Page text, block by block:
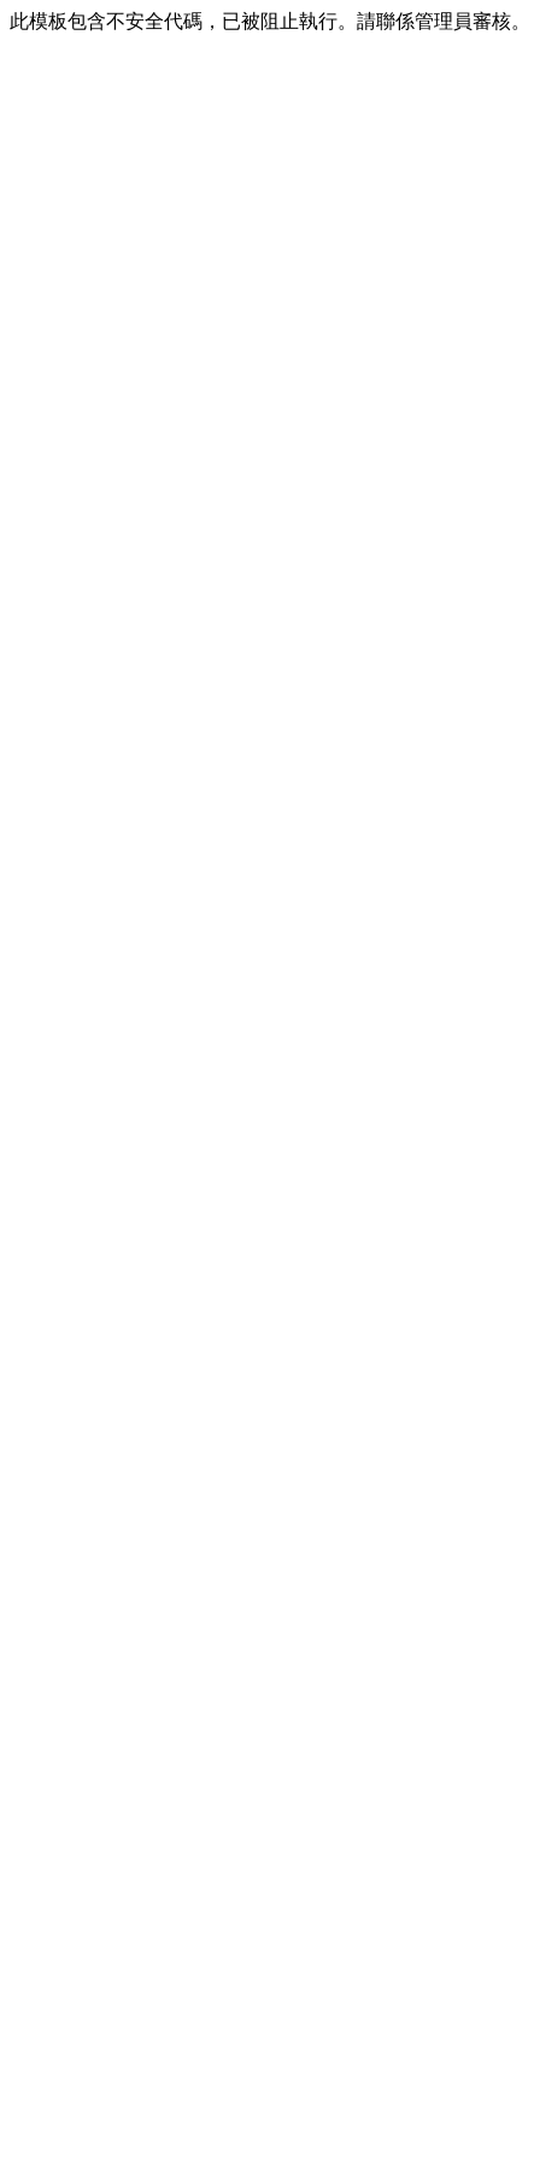
此模板包含不安全代碼，已被阻止執行。請聯係管理員審核。